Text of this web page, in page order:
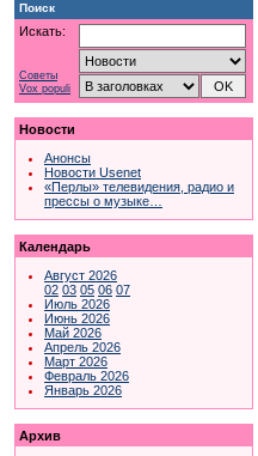
Поиск
Искать:
Советы
Vox populi
Новости
Анонсы
Новости Usenet
«Перлы» телевидения, радио и
прессы о музыке…
Календарь
Август 2026
02 03 05 06 07
Июль 2026
Июнь 2026
Май 2026
Апрель 2026
Март 2026
Февраль 2026
Январь 2026
Архив